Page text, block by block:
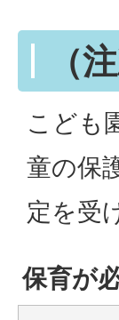
（
こども
童の保
定を受
保育が